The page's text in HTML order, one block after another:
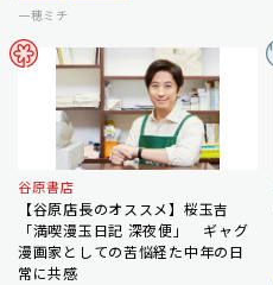
一穂ミチ
谷原書店
【谷原店長のオススメ】桜玉吉
「満喫漫玉日記 深夜便」 ギャグ
漫画家としての苦悩経た中年の日
常に共感